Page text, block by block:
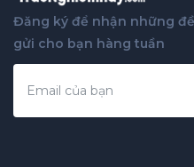
Đăng ký để nhận những
gửi cho bạn hàng tuần